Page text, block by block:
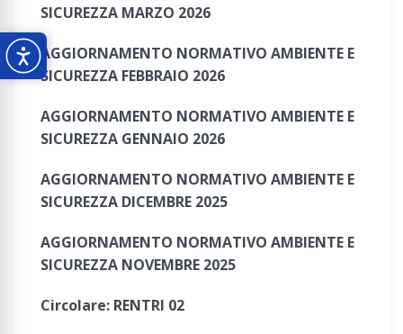
SICUREZZA MARZO 2026
AGGIORNAMENTO NORMATIVO AMBIENTE E
SICUREZZA FEBBRAIO 2026
AGGIORNAMENTO NORMATIVO AMBIENTE E
SICUREZZA GENNAIO 2026
AGGIORNAMENTO NORMATIVO AMBIENTE E
SICUREZZA DICEMBRE 2025
AGGIORNAMENTO NORMATIVO AMBIENTE E
SICUREZZA NOVEMBRE 2025
Circolare: RENTRI 02